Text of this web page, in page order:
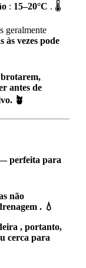
: 15–20°C . 🌡️
geralmente
às vezes pode
brotarem,
antes de
🪴
perfeita para
não
. 💧
, portanto,
cerca para